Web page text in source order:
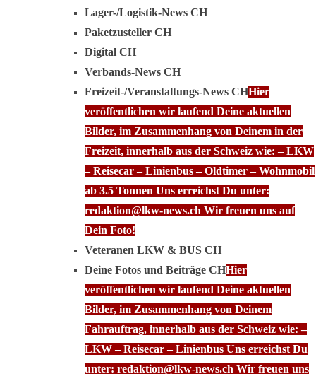
Lager-/Logistik-News CH
Paketzusteller CH
Digital CH
Verbands-News CH
Freizeit-/Veranstaltungs-News CHHier
veröffentlichen wir laufend Deine aktuellen
Bilder, im Zusammenhang von Deinem in der
Freizeit, innerhalb aus der Schweiz wie: – LKW
– Reisecar – Linienbus – Oldtimer – Wohnmobil
ab 3.5 Tonnen Uns erreichst Du unter:
redaktion@lkw-news.ch Wir freuen uns auf
Dein Foto!
Veteranen LKW & BUS CH
Deine Fotos und Beiträge CHHier
veröffentlichen wir laufend Deine aktuellen
Bilder, im Zusammenhang von Deinem
Fahrauftrag, innerhalb aus der Schweiz wie: –
LKW – Reisecar – Linienbus Uns erreichst Du
unter: redaktion@lkw-news.ch Wir freuen uns